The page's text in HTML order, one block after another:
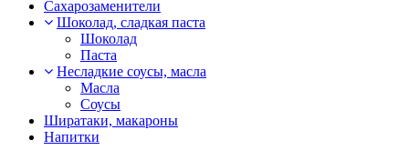
Сахарозаменители
Шоколад, сладкая паста
Шоколад
Паста
Несладкие соусы, масла
Масла
Соусы
Ширатаки, макароны
Напитки